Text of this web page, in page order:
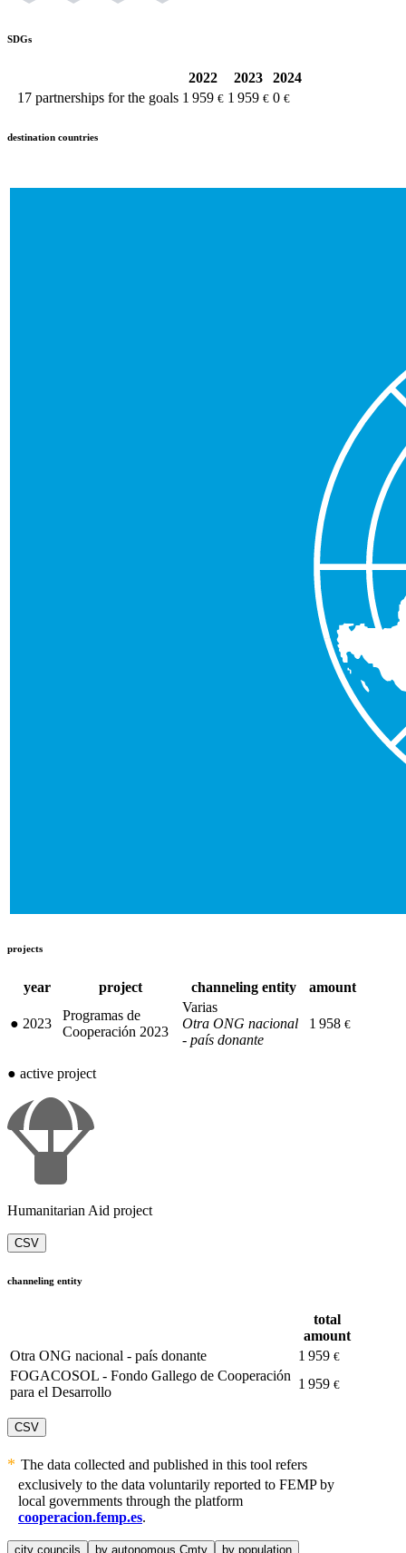
SDGs
2022 2023
2024
17 partnerships for the goals 1 959 € 1 959 € 0 €
destination countries
projects
year project channeling entity amount
● 2023
Programas de
Cooperación 2023
Varias
Otra ONG nacional
- país donante
1 958 €
● active project
Humanitarian Aid project
CSV
channeling entity
total
amount
Otra ONG nacional - país donante
1 959 €
FOGACOSOL - Fondo Gallego de Cooperación
para el Desarrollo
1 959 €
CSV
The data collected and published in this tool refers
exclusively to the data voluntarily reported to FEMP by
local governments through the platform
cooperacion.femp.es.
city councils by autonomous Cmty by population